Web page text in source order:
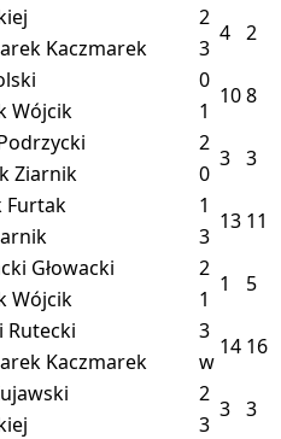
2
4 2
Kaczmarek
3
0
108
Wójcik
1
2
3 3
Ziarnik
0
Furtak 1
13 11
3
Głowacki 2
1 5
Wójcik
1
Rutecki 3
14 16
Kaczmarek
w
2
3 3
3